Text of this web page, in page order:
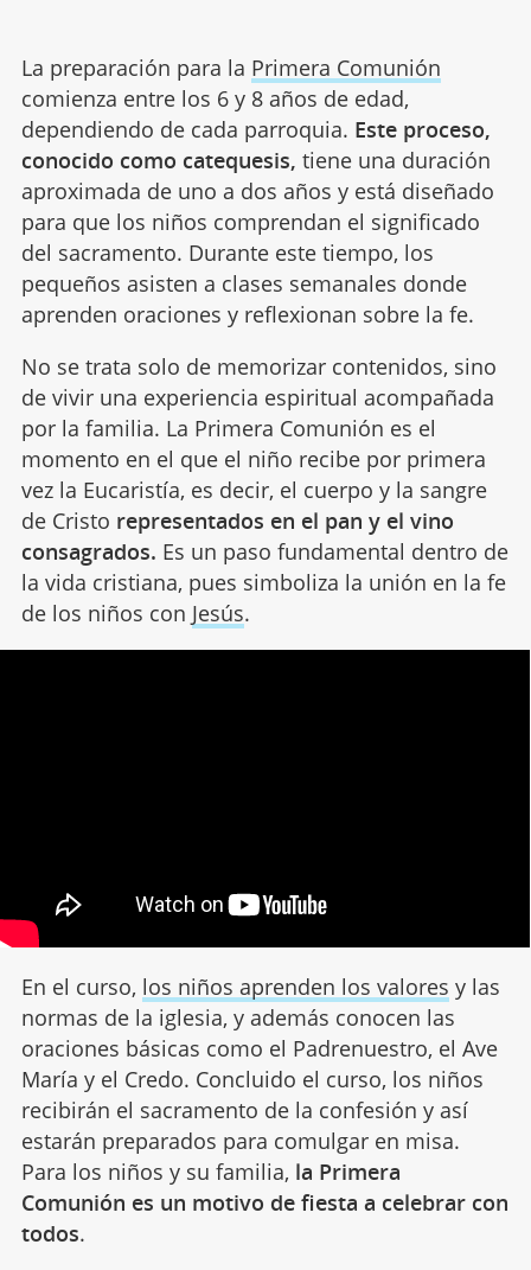
La preparación para la Primera Comunión
comienza entre los 6 y 8 años de edad,
dependiendo de cada parroquia. Este proceso,
conocido como catequesis, tiene una duración
aproximada de uno a dos años y está diseñado
para que los niños comprendan el significado
del sacramento. Durante este tiempo, los
pequeños asisten a clases semanales donde
aprenden oraciones y reflexionan sobre la fe.
No se trata solo de memorizar contenidos, sino
de vivir una experiencia espiritual acompañada
por la familia. La Primera Comunión es el
momento en el que el niño recibe por primera
vez la Eucaristía, es decir, el cuerpo y la sangre
de Cristo representados en el pan y el vino
consagrados. Es un paso fundamental dentro de
la vida cristiana, pues simboliza la unión en la fe
de los niños con Jesús.
En el curso, los niños aprenden los valores y las
normas de la iglesia, y además conocen las
oraciones básicas como el Padrenuestro, el Ave
María y el Credo. Concluido el curso, los niños
recibirán el sacramento de la confesión y así
estarán preparados para comulgar en misa.
Para los niños y su familia, la Primera
Comunión es un motivo de fiesta a celebrar con
todos.